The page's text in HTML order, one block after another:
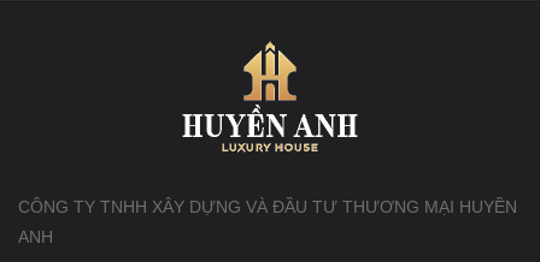
CÔNG TY TNHH XÂY DỰNG VÀ ĐẦU TƯ THƯƠNG MẠI HUYỀN
ANH